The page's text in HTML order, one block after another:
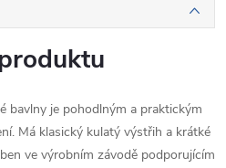
bavlny je pohodlným a praktickým
Má klasický kulatý výstřih a krátké
ve výrobním závodě podporujícím